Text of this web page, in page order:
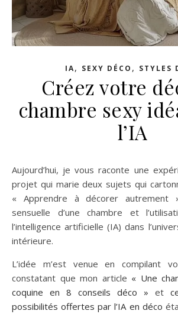
IA, SEXY DÉCO , STYLES
Créez votre
chambre sexy
l’IA
Aujourd’hui, je vous raconte une expérience spéciale! Un
projet qui marie deux sujets qui
« Apprendre à décorer autrement
sensuelle d’une chambre et
l’intelligence artificielle (IA) dans
intérieure.
L’idée m’est venue en compilant
constatant que mon article « Une
coquine en 8 conseils déco » et
possibilités offertes par l’IA en déco